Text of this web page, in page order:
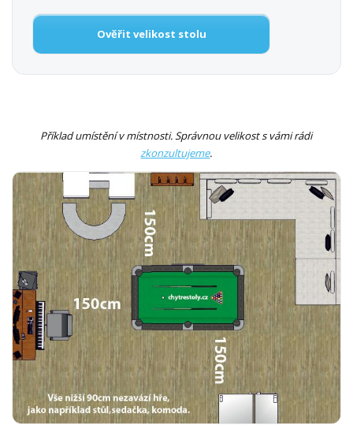
Ověřit velikost stolu
Příklad umístění v místnosti. Správnou velikost s vámi rádi
zkonzultujeme.